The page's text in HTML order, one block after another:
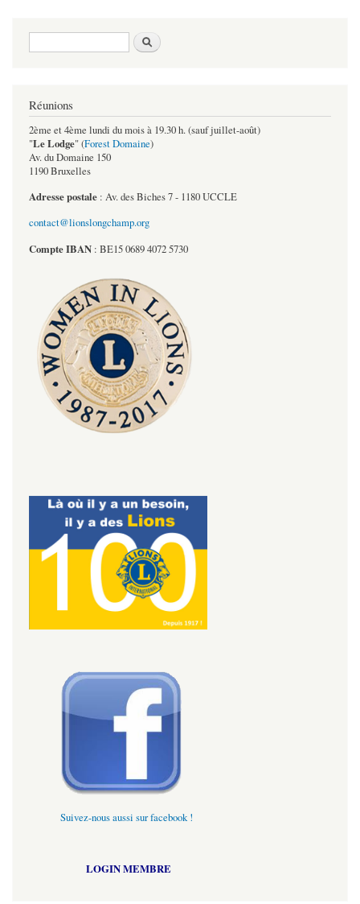
Formulaire de recherche
Rechercher
Réunions
2ème et 4ème lundi du mois à 19.30 h. (sauf juillet-août)
"Le Lodge" (Forest Domaine)
Av. du Domaine 150
1190 Bruxelles
Adresse postale : Av. des Biches 7 - 1180 UCCLE
contact@lionslongchamp.org
CompteIBAN : BE15 0689 4072 5730
Suivez-nous aussi sur facebook !
LOGIN MEMBRE